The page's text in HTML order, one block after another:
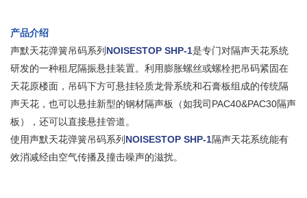
产品介绍
声默天花弹簧吊码系列 NOISESTOP SHP-1是专门对隔声天花系统
研发的一种租尼隔振悬挂装置。利用膨胀螺丝或螺栓把吊码紧固在
天花原楼面，吊码下方可悬挂轻质龙骨系统和石膏板组成的传统隔
声天花，也可以悬挂新型的钢材隔声板（如我司PAC40&PAC30隔声
板），还可以直接悬挂管道。
使用声默天花弹簧吊码系列 NOISESTOP SHP-1隔声天花系统能有
效消减经由空气传播及撞击噪声的滋扰。